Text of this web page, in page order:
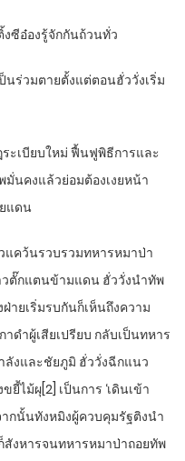
ซีอ๋องรู้จักกันถ้วนทั่ว
ร่วมตายตั้งแต่ตอนฮั่ววั่งเริ่ม
ะเบียบใหม่ ฟื้นฟูพิธีการและ
นคงแล้วย่อมต้องเงยหน้า
แดน
คว้นรวบรวมทหารหมาป่า
ตั๊กแตนข้ามแดน ฮั่ววั่งนำทัพ
ายเริ่มรบกันก็เห็นถึงความ
ดำผู้เสียเปรียบ กลับเป็นทหาร
ลังและชัยภูมิ ฮั่ววั่งฉีกแนว
ไม้ผุ[2] เป็นการ ‘เดินเข้า
ากนั้นทังหมิงผู้ควบคุมรัฐติงนำ
สังหารจนทหารหมาป่าถอยทัพ